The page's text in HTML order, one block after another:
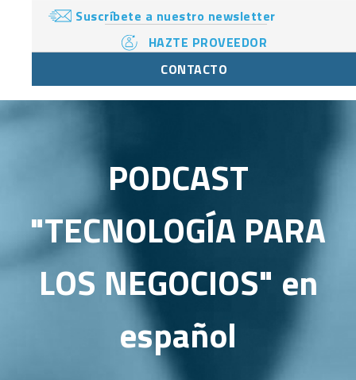
Suscríbete a nuestro newsletter
HAZTE PROVEEDOR
CONTACTO
PODCAST
"TECNOLOGÍA PARA
LOS NEGOCIOS" en
español